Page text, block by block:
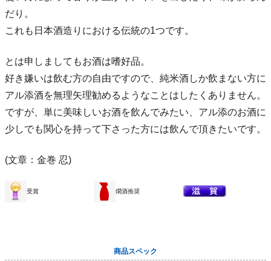
だり。
これも日本酒造りにおける伝統の1つです。
とは申しましてもお酒は嗜好品。
好き嫌いは飲む方の自由ですので、純米酒しか飲まない方に
アル添酒を無理矢理勧めるようなことはしたくありません。
ですが、単に美味しいお酒を飲んでみたい、アル添のお酒に
少しでも関心を持って下さった方には飲んで頂きたいです。
(文章：金巻 忍)
受賞 燗酒推奨
商品スペック